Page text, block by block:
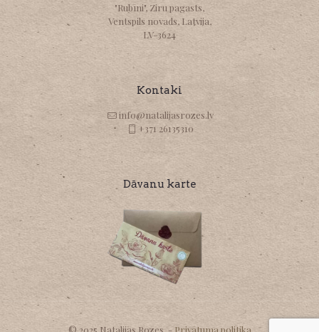
"Rubīni", Ziru pagasts,
Ventspils novads, Latvija,
LV-3624
Kontaki
info@natalijasrozes.lv
+371 26135310
Dāvanu karte
© 2025 Natalijas Rozes. - Privātuma politika